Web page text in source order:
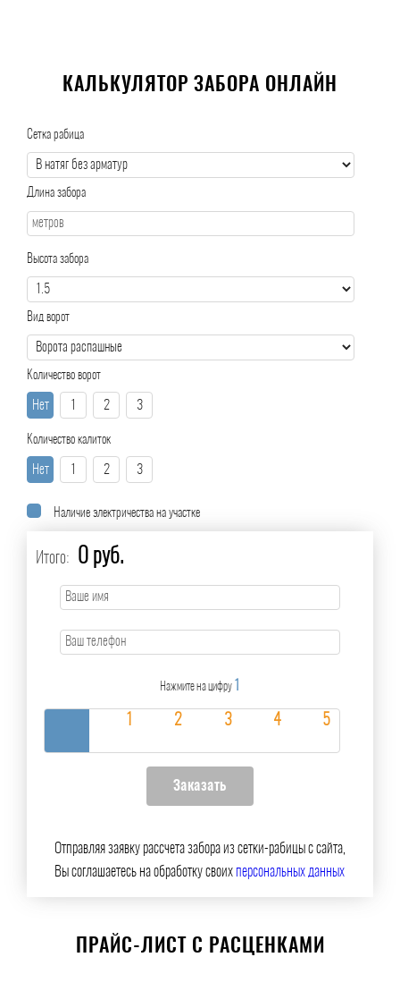
КАЛЬКУЛЯТОР ЗАБОРА ОНЛАЙН
Сетка рабица
Длина забора
Высота забора
Вид ворот
Количество ворот
Нет 2 3
Количество калиток
Нет 2 3
Наличие электричества на участке
Итого: 0 руб.
Нажмите на цифру 1
Отправляя заявку рассчета забора из сетки-рабицы с сайта,
Вы соглашаетесь на обработку своихперсональных данных
ПРАЙС-ЛИСТ С РАСЦЕНКАМИ